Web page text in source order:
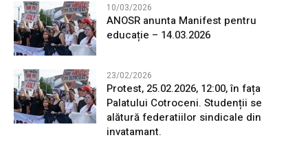
10/03/2026
ANOSR anunta Manifest pentru
educație – 14.03.2026
23/02/2026
Protest, 25.02.2026, 12:00, în fața
Palatului Cotroceni. Studenții se
alătură federatiilor sindicale din
invatamant.